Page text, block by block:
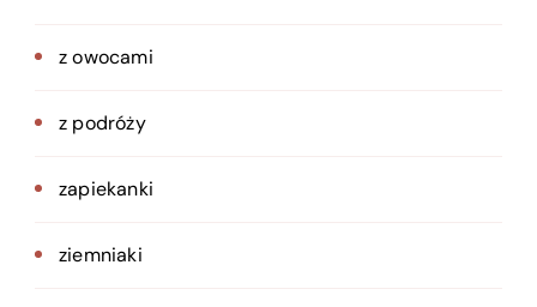
z owocami
z podróży
zapiekanki
ziemniaki